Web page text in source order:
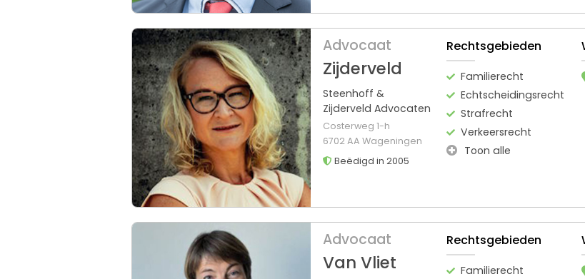
Advocaat
Zijderveld
Steenhoff &
Zijderveld Advocaten
Costerweg 1-h
6702 AA Wageningen
Beëdigd in 2005
Rechtsgebieden
Familierecht
Echtscheidingsrecht
Strafrecht
Verkeersrecht
Toon alle
Advocaat
Van Vliet
Rechtsgebieden
Familierecht